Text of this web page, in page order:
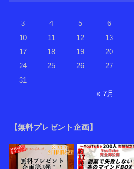
3
4 5 6
10
11 12 13
17
18 19 20
24
25 26 27
31
« 7月
【無料プレゼント企画】